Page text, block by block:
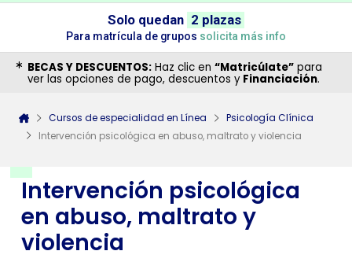
Intervención psicológica
en abuso, maltrato y
violencia
Solo quedan 2 plazas
Para matrícula de grupos solicita más info
BECAS Y DESCUENTOS: Haz clic en “Matricúlate” para
ver las opciones de pago, descuentos y Financiación.
Cursos de especialidad en Línea
Psicología Clínica
Intervención psicológica en abuso, maltrato y violencia
sobre un curso?